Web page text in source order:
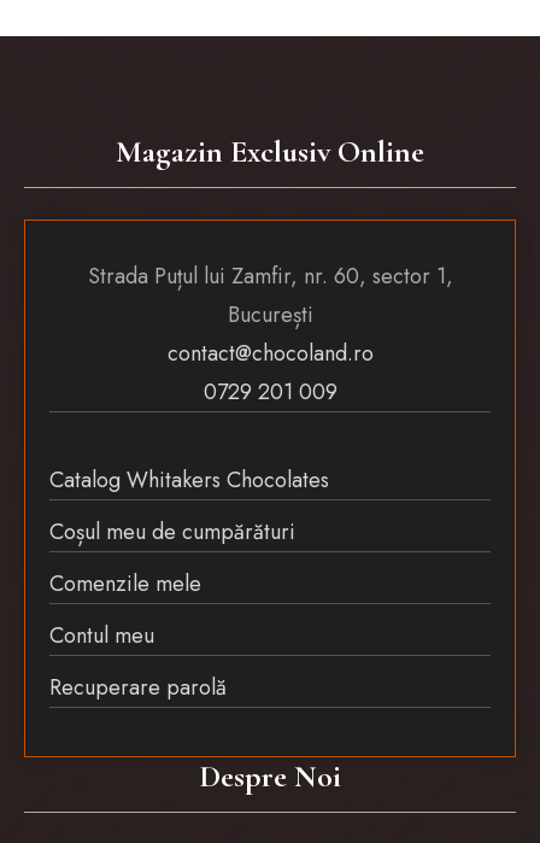
Despre Noi
Magazin Exclusiv Online
Strada Puțul lui Zamfir, nr. 60, sector 1,
București
contact@chocoland.ro
0729 201 009
Catalog Whitakers Chocolates
Coșul meu de cumpărături
Comenzile mele
Contul meu
Recuperare parolă